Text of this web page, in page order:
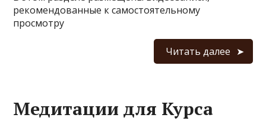
рекомендованные к самостоятельному
просмотру
Читать далее
Медитации для Курса